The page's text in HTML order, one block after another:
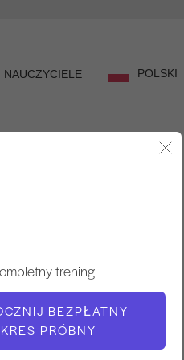
NAUCZYCIELE POLSKI
trening
BEZPŁATNY
PRÓBNY
Sonje Mayo
CZAS WIDEO
2:39